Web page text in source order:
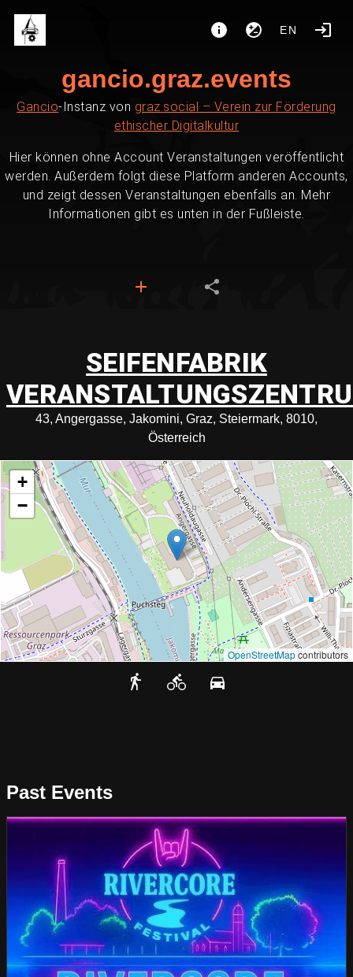
EN
gancio.graz.events
Gancio-Instanz von graz.social – Verein zur Förderung
ethischer Digitalkultur
Hier können ohne Account Veranstaltungen veröffentlicht
werden. Außerdem folgt diese Platform anderen Accounts,
und zeigt dessen Veranstaltungen ebenfalls an. Mehr
Informationen gibt es unten in der Fußleiste.
SEIFENFABRIK
43, Angergasse, Jakomini, Graz, Steiermark, 8010,
Österreich
+
−
OpenStreetMapcontributors
Past Events